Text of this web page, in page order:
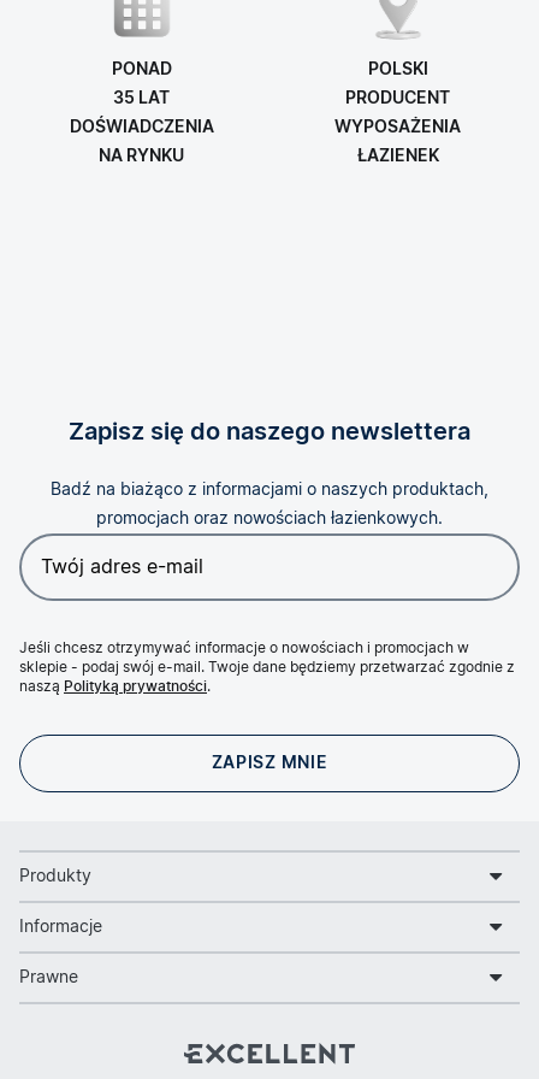
PONAD
35 LAT
DOŚWIADCZENIA
NA RYNKU
POLSKI
PRODUCENT
WYPOSAŻENIA
ŁAZIENEK
Zapisz się do naszego newslettera
Badź na biażąco z informacjami o naszych produktach,
promocjach oraz nowościach łazienkowych.
Jeśli chcesz otrzymywać informacje o nowościach i promocjach w
sklepie - podaj swój e-mail. Twoje dane będziemy przetwarzać zgodnie z
naszą Polityką prywatności.
Produkty
Informacje
Prawne